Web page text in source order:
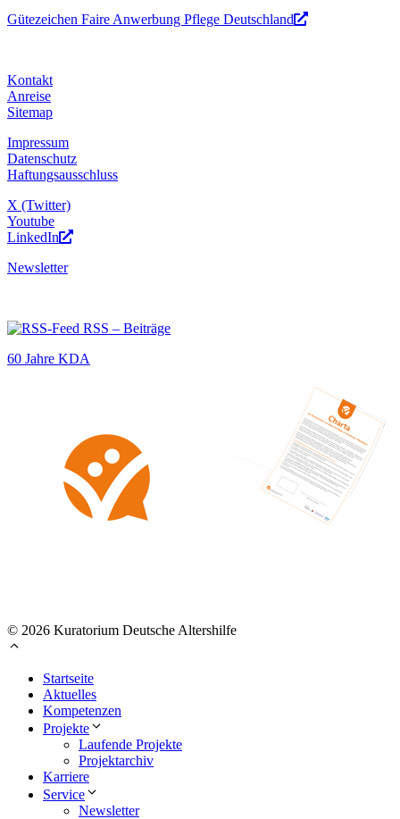
Gütezeichen Faire Anwerbung Pflege Deutschland
Kontakt
Anreise
Sitemap
Impressum
Datenschutz
Haftungsausschluss
X (Twitter)
Youtube
LinkedIn
Newsletter
RSS – Beiträge
60 Jahre KDA
© 2026 Kuratorium Deutsche Altershilfe
Startseite
Aktuelles
Kompetenzen
Projekte
Laufende Projekte
Projektarchiv
Karriere
Service
Newsletter